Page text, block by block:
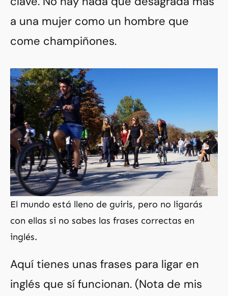
a una mujer como un hombre que
come champiñones.
El mundo está lleno de guiris, pero no ligarás
con ellas si no sabes las frases correctas en
inglés.
Aquí tienes unas frases para ligar en
inglés que sí funcionan. (Nota de mis